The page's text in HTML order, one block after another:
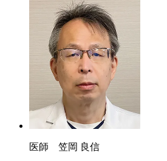
医師 笠岡 良信